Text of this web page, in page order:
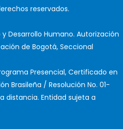
reservados.
Desarrollo Humano. Autorización
de Bogotá, Seccional
Presencial, Certificado en
Brasileña / Resolución No. 01-
distancia. Entidad sujeta a